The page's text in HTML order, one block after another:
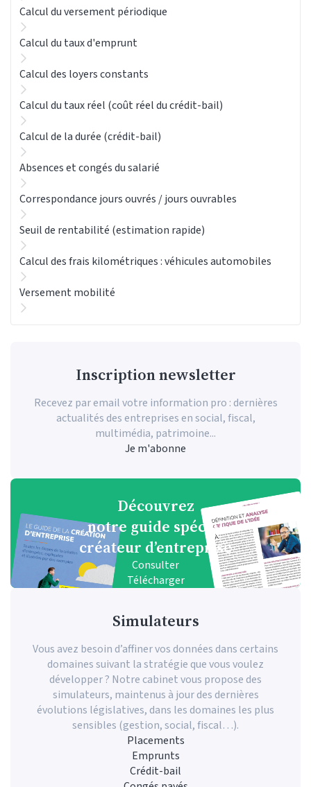
Calcul du versement périodique
Calcul du taux d'emprunt
Calcul des loyers constants
Calcul du taux réel (coût réel du crédit-bail)
Calcul de la durée (crédit-bail)
Absences et congés du salarié
Correspondance jours ouvrés / jours ouvrables
Seuil de rentabilité (estimation rapide)
Calcul des frais kilométriques : véhicules automobiles
Versement mobilité
Inscription newsletter
Recevez par email votre information pro : dernières
actualités des entreprises en social, fiscal,
multimédia, patrimoine...
Je m'abonne
Découvrez
notre guide pratique
facturation électronique
Consulter
Télécharger
Découvrez
notre guide spécial
créateur d’entreprise
Consulter
Télécharger
Découvrez
notre guide spécial
chef d'entreprise
Consulter
Télécharger
Découvrez
notre guide spécial
gestion de patrimoine
Consulter
Télécharger
Présentation Guide n° 1
Présentation Guide n° 2
Présentation Guide n° 3
Présentation Guide n° 4
Simulateurs
Vous avez besoin d’affiner vos données dans certains
domaines suivant la stratégie que vous voulez
développer ? Notre cabinet vous propose des
simulateurs, maintenus à jour des dernières
évolutions législatives, dans les domaines les plus
sensibles (gestion, social, fiscal…).
Placements
Emprunts
Crédit-bail